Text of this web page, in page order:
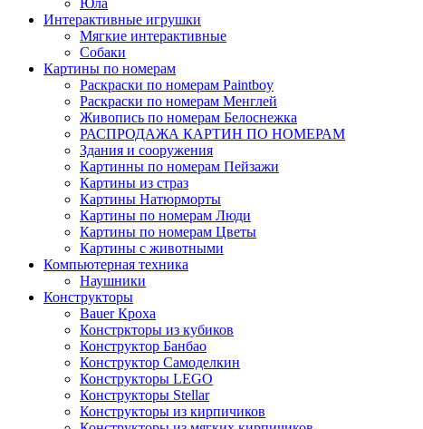
Юла
Интерактивные игрушки
Мягкие интерактивные
Собаки
Картины по номерам
Раскраски по номерам Paintboy
Раскраски по номерам Менглей
Живопись по номерам Белоснежка
РАСПРОДАЖА КАРТИН ПО НОМЕРАМ
Здания и сооружения
Картинны по номерам Пейзажи
Картины из страз
Картины Натюрморты
Картины по номерам Люди
Картины по номерам Цветы
Картины с животными
Компьютерная техника
Наушники
Конструкторы
Bauer Кроха
Констркторы из кубиков
Конструктор Банбао
Конструктор Самоделкин
Конструкторы LEGO
Конструкторы Stellar
Конструкторы из кирпичиков